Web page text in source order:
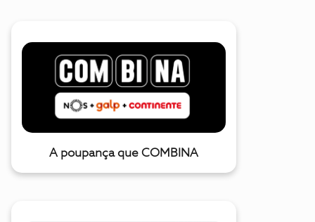
A poupança que COMBINA